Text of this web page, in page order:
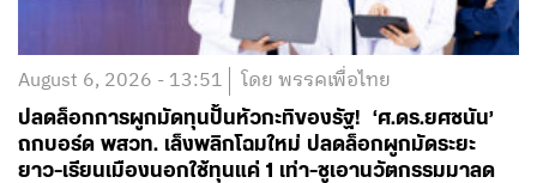
August 6, 2026 - 13:51 โดย พรรคเพื่อไทย
ปลดล็อกการผูกมัดทุนปั้นหัวกะทิของรัฐ! ‘ศ.ดร.ยศชนัน’
ถกบอร์ด พสวท. เล็งพลิกโฉมใหม่ ปลดล็อกผูกมัดระยะ
ยาว-เรียนเมืองนอกใช้ทุนแค่ 1 เท่า-ชูเอานวัตกรรมมาลด